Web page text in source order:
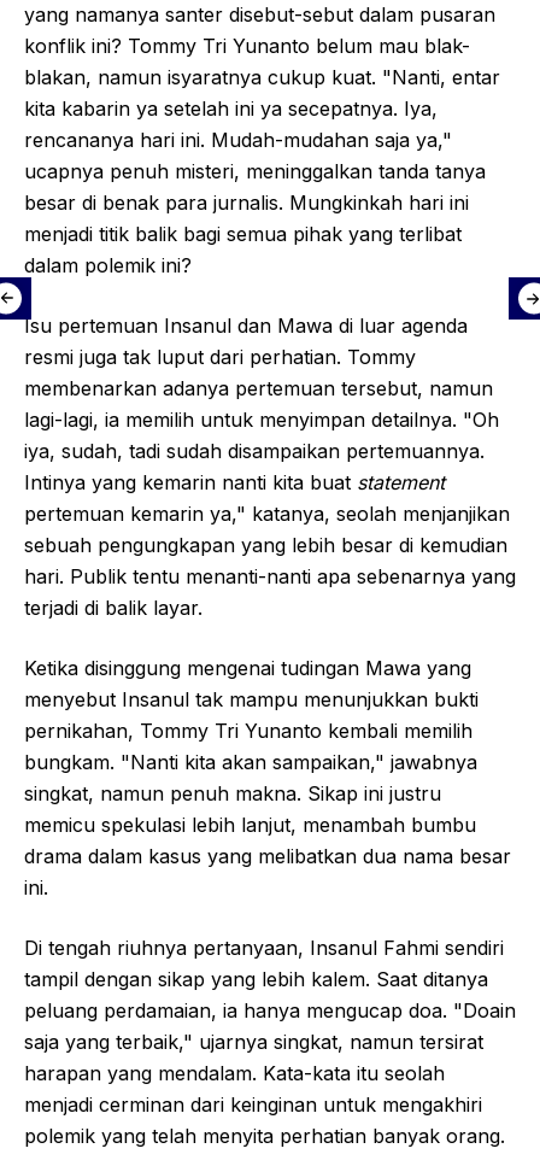
yang namanya santer disebut-sebut dalam pusaran
konflik ini? Tommy Tri Yunanto belum mau blak-
blakan, namun isyaratnya cukup kuat. "Nanti, entar
kita kabarin ya setelah ini ya secepatnya. Iya,
rencananya hari ini. Mudah-mudahan saja ya,"
ucapnya penuh misteri, meninggalkan tanda tanya
besar di benak para jurnalis. Mungkinkah hari ini
menjadi titik balik bagi semua pihak yang terlibat
dalam polemik ini?
Isu pertemuan Insanul dan Mawa di luar agenda
resmi juga tak luput dari perhatian. Tommy
membenarkan adanya pertemuan tersebut, namun
lagi-lagi, ia memilih untuk menyimpan detailnya. "Oh
iya, sudah, tadi sudah disampaikan pertemuannya.
Intinya yang kemarin nanti kita buat statement
pertemuan kemarin ya," katanya, seolah menjanjikan
sebuah pengungkapan yang lebih besar di kemudian
hari. Publik tentu menanti-nanti apa sebenarnya yang
terjadi di balik layar.
Ketika disinggung mengenai tudingan Mawa yang
menyebut Insanul tak mampu menunjukkan bukti
pernikahan, Tommy Tri Yunanto kembali memilih
bungkam. "Nanti kita akan sampaikan," jawabnya
singkat, namun penuh makna. Sikap ini justru
memicu spekulasi lebih lanjut, menambah bumbu
drama dalam kasus yang melibatkan dua nama besar
ini.
Di tengah riuhnya pertanyaan, Insanul Fahmi sendiri
tampil dengan sikap yang lebih kalem. Saat ditanya
peluang perdamaian, ia hanya mengucap doa. "Doain
saja yang terbaik," ujarnya singkat, namun tersirat
harapan yang mendalam. Kata-kata itu seolah
menjadi cerminan dari keinginan untuk mengakhiri
polemik yang telah menyita perhatian banyak orang.